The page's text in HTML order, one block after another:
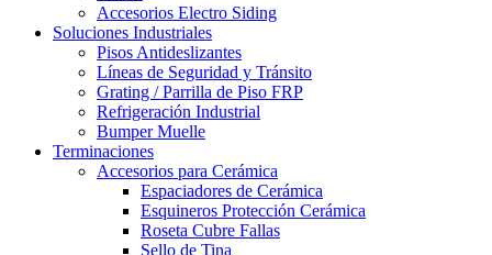
Accesorios Electro Siding
Soluciones Industriales
Pisos Antideslizantes
Líneas de Seguridad y Tránsito
Grating / Parrilla de Piso FRP
Refrigeración Industrial
Bumper Muelle
Terminaciones
Accesorios para Cerámica
Espaciadores de Cerámica
Esquineros Protección Cerámica
Roseta Cubre Fallas
Sello de Tina